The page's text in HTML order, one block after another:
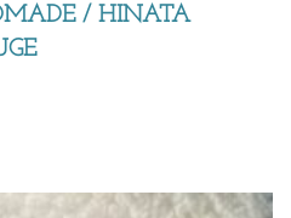
/ HINATA